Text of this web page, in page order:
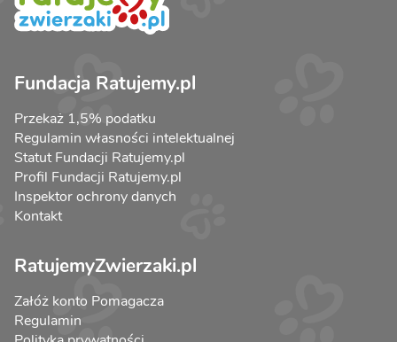
Fundacja Ratujemy.pl
Przekaż 1,5% podatku
Regulamin własności intelektualnej
Statut Fundacji Ratujemy.pl
Profil Fundacji Ratujemy.pl
Inspektor ochrony danych
Kontakt
RatujemyZwierzaki.pl
Załóż konto Pomagacza
Regulamin